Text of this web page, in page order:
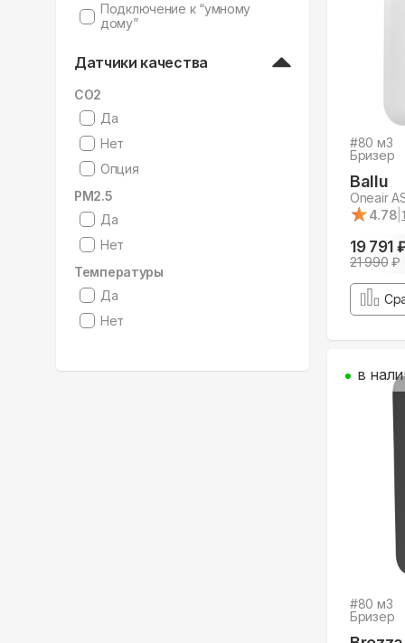
Подключение к “умному
дому”
Датчики качества
CO2
Да
Нет
Опция
PM2.5
Да
Нет
Температуры
Да
Нет
#80 м3
Бризер
Ballu
Oneair
★
★4.78
19 791
21 990₽
#80 м3
Бризер
в